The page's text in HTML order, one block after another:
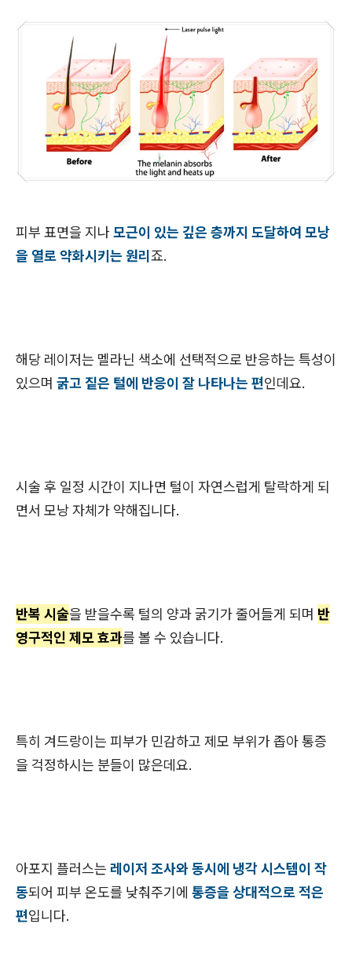
피부 표면을 지나모근이 있는 깊은 층까지 도달하여 모낭
을 열로 약화시키는 원리죠.
해당 레이저는 멜라닌 색소에 선택적으로 반응하는 특성이
있으며 굵고 짙은 털에 반응이 잘 나타나는 편인데요.
시술 후 일정 시간이 지나면 털이 자연스럽게 탈락하게 되
면서 모낭 자체가 약해집니다.
반복 시술을 받을수록 털의 양과 굵기가 줄어들게 되며 반
영구적인 제모 효과를 볼 수 있습니다.
특히 겨드랑이는 피부가 민감하고 제모 부위가 좁아 통증
을 걱정하시는 분들이 많은데요.
아포지 플러스는 레이저 조사와 동시에 냉각 시스템이 작
동되어 피부 온도를 낮춰주기에 통증을 상대적으로 적은
편입니다.